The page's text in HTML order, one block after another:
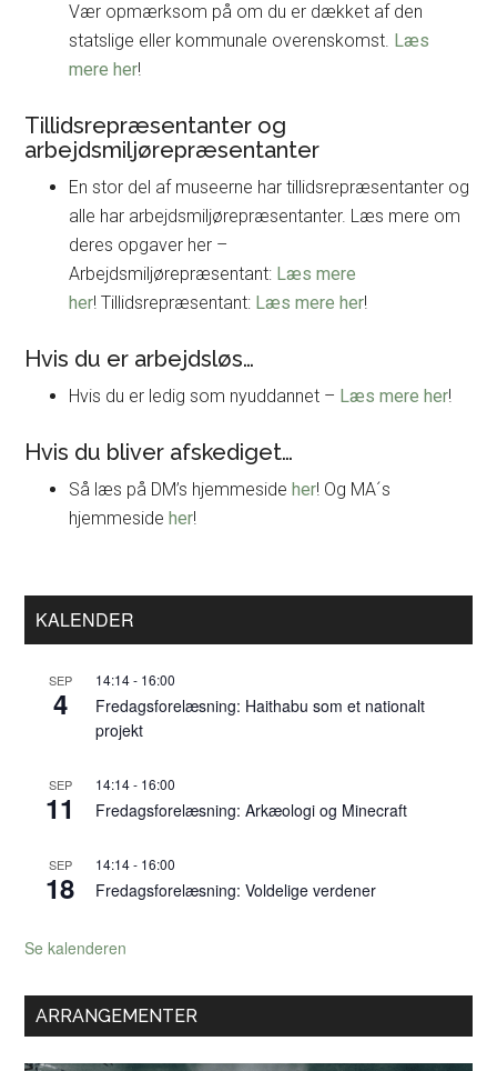
Vær opmærksom på om du er dækket af den
statslige eller kommunale overenskomst. Læs
mere her!
Tillidsrepræsentanter og
arbejdsmiljørepræsentanter
En stor del af museerne har tillidsrepræsentanter og
alle har arbejdsmiljørepræsentanter. Læs mere om
deres opgaver her –
Arbejdsmiljørepræsentant: Læs mere
her! Tillidsrepræsentant: Læs mere her!
Hvis du er arbejdsløs…
Hvis du er ledig som nyuddannet – Læs mere her!
Hvis du bliver afskediget…
Så læs på DM’s hjemmesideher! Og MA´s
hjemmesideher!
Primær
Sidebar
KALENDER
SEP
4
14:14- 16:00
Fredagsforelæsning: Haithabu som et nationalt
projekt
SEP
11
14:14- 16:00
Fredagsforelæsning: Arkæologi og Minecraft
SEP
18
14:14- 16:00
Fredagsforelæsning: Voldelige verdener
Se kalenderen
ARRANGEMENTER